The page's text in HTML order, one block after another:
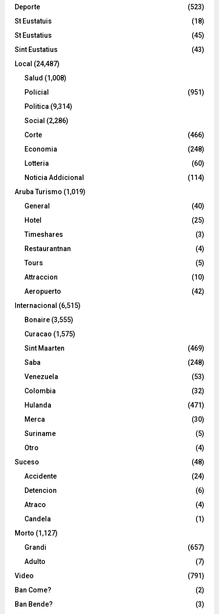
Deporte
(523)
St Eustatuis
(18)
St Eustatius
(45)
Sint Eustatius
(43)
Local (24,487)
Salud (1,008)
Policial
(951)
Politica (9,314)
Social (2,286)
Corte
(466)
Economia
(248)
Lotteria
(60)
Noticia Addicional
(114)
Aruba Turismo (1,019)
General
(40)
Hotel
(25)
Timeshares
(3)
Restaurantnan
(4)
Tours
(5)
Attraccion
(10)
Aeropuerto
(42)
Internacional (6,515)
Bonaire (3,555)
Curacao (1,575)
Sint Maarten
(469)
Saba
(248)
Venezuela
(53)
Colombia
(32)
Hulanda
(471)
Merca
(30)
Suriname
(5)
Otro
(4)
Suceso
(48)
Accidente
(24)
Detencion
(6)
Atraco
(4)
Candela
(1)
Morto (1,127)
Grandi
(657)
Adulto
(7)
Video
(791)
Ban Come?
(2)
Ban Bende?
(3)